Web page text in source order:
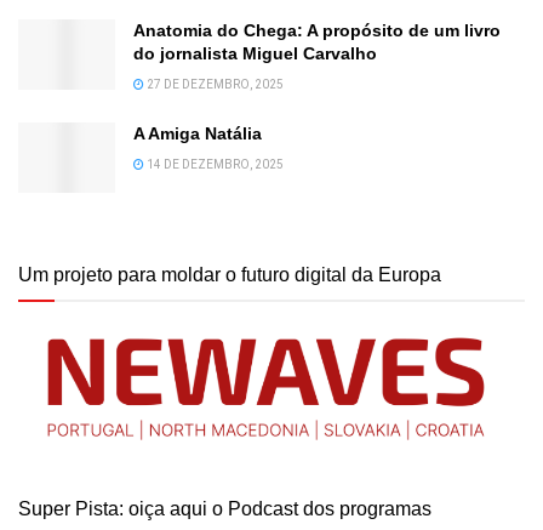
Anatomia do Chega: A propósito de um livro
do jornalista Miguel Carvalho
27 DE DEZEMBRO, 2025
A Amiga Natália
14 DE DEZEMBRO, 2025
Um projeto para moldar o futuro digital da Europa
Super Pista: oiça aqui o Podcast dos programas